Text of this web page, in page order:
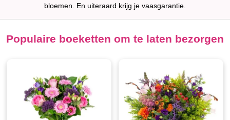
bloemen. En uiteraard krijg je vaasgarantie.
Populaire boeketten om te laten bezorgen